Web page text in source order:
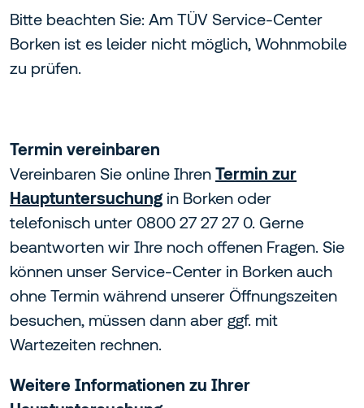
Bitte beachten Sie: Am TÜV Service-Center
Borken ist es leider nicht möglich, Wohnmobile
zu prüfen.
Termin vereinbaren
Vereinbaren Sie online Ihren Termin zur
Hauptuntersuchung in Borken oder
telefonisch unter 0800 27 27 27 0. Gerne
beantworten wir Ihre noch offenen Fragen. Sie
können unser Service-Center in Borken auch
ohne Termin während unserer Öffnungszeiten
besuchen, müssen dann aber ggf. mit
Wartezeiten rechnen.
Weitere Informationen zu Ihrer